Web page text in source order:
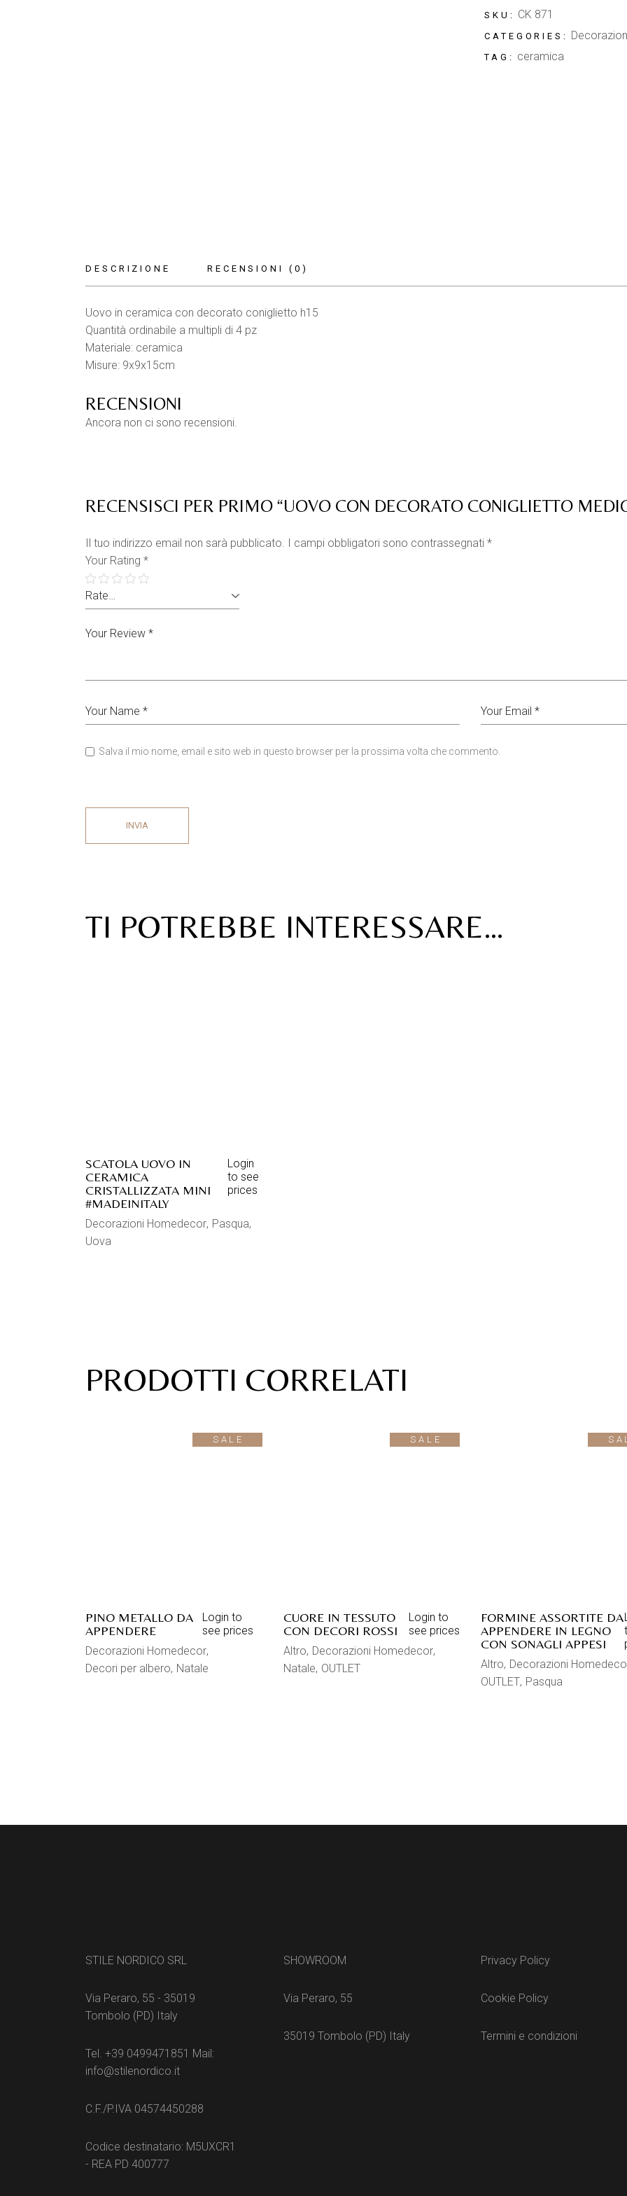
SKU: CK 871
CATEGORIES:
TAG: ceramica
DESCRIZIONE RECENSIONI (0)
Uovo in ceramica con decorato coniglietto h15
Quantità ordinabile a multipli di 4 pz
Materiale: ceramica
Misure: 9x9x15cm
RECENSIONI
Ancora non ci sono recensioni.
RECENSISCI PER PRIMO “UOVO CON DECORATO CONIGLIETTO
Il tuo indirizzo email non sarà pubblicato. I campi obbligatori sono contrassegnati *
Your Rating *
Salva il mio nome, email e sito web in questo browser per la prossima volta che commento.
INVIA
TI POTREBBE INTERESSARE…
SCATOLA UOVO IN
CERAMICA
CRISTALLIZZATA MINI
#MADEINITALY
Login
to see
prices
Decorazioni Homedecor Pasqua
Uova
PRODOTTI CORRELATI
SALE
PINO METALLO DA
APPENDERE
Login to
see prices
Decorazioni Homedecor
Decori per albero Natale
SALE
CUORE IN TESSUTO
CON DECORI ROSSI
Login to
see prices
Altro Decorazioni Homedecor
Natale OUTLET
FORMINE ASSORTITE DA
APPENDERE IN LEGNO
CON SONAGLI APPESI
Altro Decorazioni
OUTLET Pasqua
STILE NORDICO SRL
Via Peraro, 55 - 35019
Tombolo (PD) Italy
Tel. +39 0499471851 Mail:
info@stilenordico.it
C.F./P.IVA 04574450288
Codice destinatario: M5UXCR1
- REA PD 400777
SHOWROOM
Via Peraro, 55
35019 Tombolo (PD) Italy
Privacy Policy
Cookie Policy
Termini e condizioni